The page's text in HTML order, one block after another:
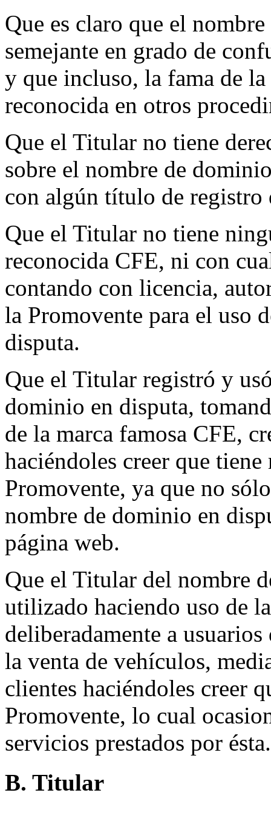
Que es claro que el
semejante en grado de
y que incluso, la fama de
reconocida en otros
Que el Titular no tiene
sobre el nombre de
con algún título de
Que el Titular no tiene
reconocida CFE, ni con
contando con licencia,
la Promovente para el uso
disputa.
Que el Titular registró y
dominio en disputa,
de la marca famosa CFE,
haciéndoles creer que
Promovente, ya que no
nombre de dominio en
página web.
Que el Titular del nombre
utilizado haciendo uso de
deliberadamente a
la venta de vehículos,
clientes haciéndoles creer
Promovente, lo cual
servicios prestados por ésta.
B. Titular